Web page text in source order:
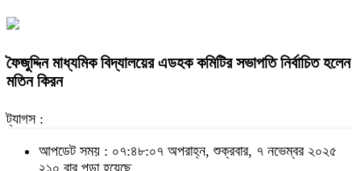
ফৈজুদ্দিন মাধ্যমিক বিদ্যালয়ের এডহক কমিটির সভাপতি নির্বাচিত হলেন
মতিন কিরন
ট্যাগস :
আপডেট সময় : ০৭:৪৮:০৭ অপরাহ্ন, শুক্রবার, ৭ নভেম্বর ২০২৫
২১০ বার পড়া হয়েছে